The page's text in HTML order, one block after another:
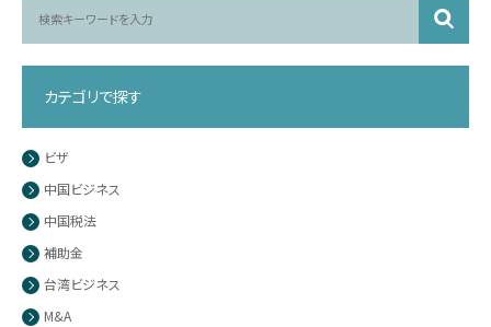
カテゴリで探す
ビザ
中国ビジネス
中国税法
補助金
台湾ビジネス
M&A